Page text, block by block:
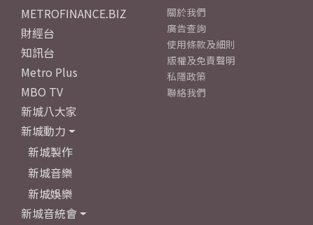
METROFINANCE.BIZ
財經台
知訊台
Metro Plus
MBO TV
新城八大家
新城動力
新城製作
新城音樂
新城娛樂
新城音統會
關於我們
廣告查詢
使用條款及細則
版權及免責聲明
私隱政策
聯絡我們